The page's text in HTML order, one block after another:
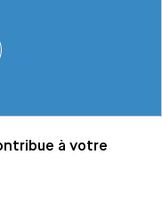
à votre